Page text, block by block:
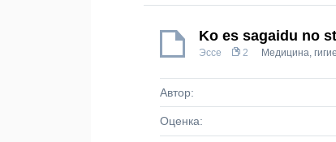
Ko es sagaidu no
Эссе 2 Медицина,
Автор:
Оценка: